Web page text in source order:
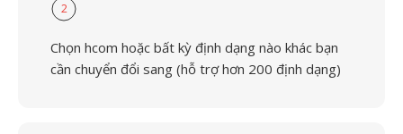
2
Chọn hcom hoặc bất kỳ định dạng nào khác bạn
cần chuyển đổi sang (hỗ trợ hơn 200 định dạng)